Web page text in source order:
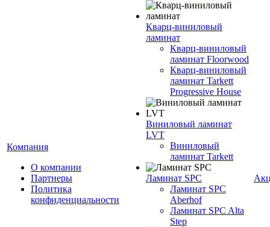
Компания
О компании
Партнеры
Политика
конфиденциальности
Кварц-виниловый
ламинат
Кварц-виниловый
ламинат Floorwood
Кварц-виниловый
ламинат Tarkett
Progressive House
Виниловый ламинат
LVT
Виниловый
ламинат Tarkett
Ламинат SPC
Ламинат SPC
Aberhof
Ламинат SPC Alta
Step